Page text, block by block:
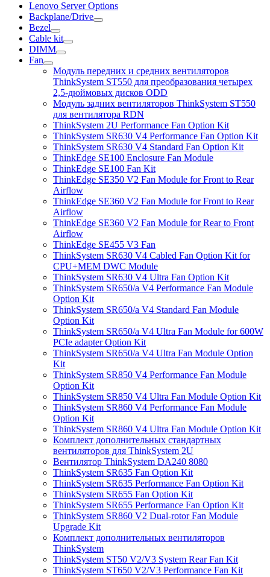
Lenovo Server Options
Backplane/Drive
Bezel
Cable kit
DIMM
Fan
Модуль передних и средних вентиляторов
ThinkSystem ST550 для преобразования четырех
2,5-дюймовых дисков ODD
Модуль задних вентиляторов ThinkSystem ST550
для вентилятора RDN
ThinkSystem 2U Performance Fan Option Kit
ThinkSystem SR630 V4 Performance Fan Option Kit
ThinkSystem SR630 V4 Standard Fan Option Kit
ThinkEdge SE100 Enclosure Fan Module
ThinkEdge SE100 Fan Kit
ThinkEdge SE350 V2 Fan Module for Front to Rear
Airflow
ThinkEdge SE360 V2 Fan Module for Front to Rear
Airflow
ThinkEdge SE360 V2 Fan Module for Rear to Front
Airflow
ThinkEdge SE455 V3 Fan
ThinkSystem SR630 V4 Cabled Fan Option Kit for
CPU+MEM DWC Module
ThinkSystem SR630 V4 Ultra Fan Option Kit
ThinkSystem SR650/a V4 Performance Fan Module
Option Kit
ThinkSystem SR650/a V4 Standard Fan Module
Option Kit
ThinkSystem SR650/a V4 Ultra Fan Module for 600W
PCIe adapter Option Kit
ThinkSystem SR650/a V4 Ultra Fan Module Option
Kit
ThinkSystem SR850 V4 Performance Fan Module
Option Kit
ThinkSystem SR850 V4 Ultra Fan Module Option Kit
ThinkSystem SR860 V4 Performance Fan Module
Option Kit
ThinkSystem SR860 V4 Ultra Fan Module Option Kit
Комплект дополнительных стандартных
вентиляторов для ThinkSystem 2U
Вентилятор ThinkSystem DA240 8080
ThinkSystem SR635 Fan Option Kit
ThinkSystem SR635 Performance Fan Option Kit
ThinkSystem SR655 Fan Option Kit
ThinkSystem SR655 Performance Fan Option Kit
ThinkSystem SR860 V2 Dual-rotor Fan Module
Upgrade Kit
Комплект дополнительных вентиляторов
ThinkSystem
ThinkSystem ST50 V2/V3 System Rear Fan Kit
ThinkSystem ST650 V2/V3 Performance Fan Kit